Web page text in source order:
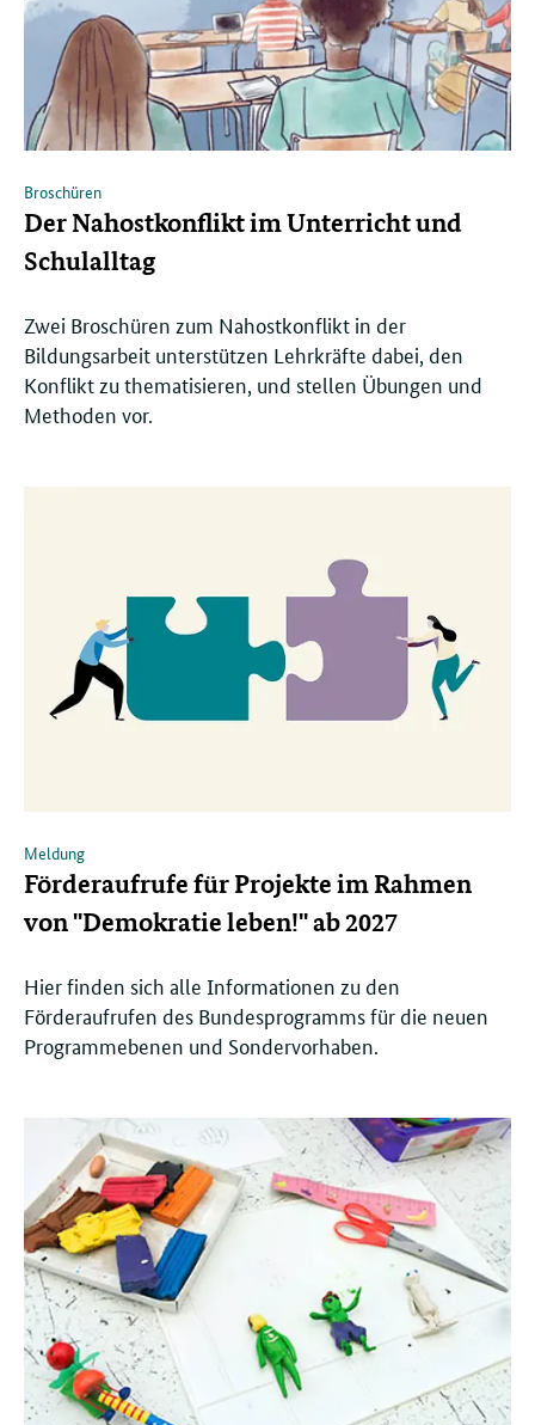
Broschüren
Der Nahostkonflikt im Unterricht und
Schulalltag
Zwei Broschüren zum Nahostkonflikt in der
Bildungsarbeit unterstützen Lehrkräfte dabei, den
Konflikt zu thematisieren, und stellen Übungen und
Methoden vor.
Meldung
Förderaufrufe für Projekte im Rahmen
von "Demokratie leben!" ab 2027
Hier finden sich alle Informationen zu den
Förderaufrufen des Bundesprogramms für die neuen
Programmebenen und Sondervorhaben.